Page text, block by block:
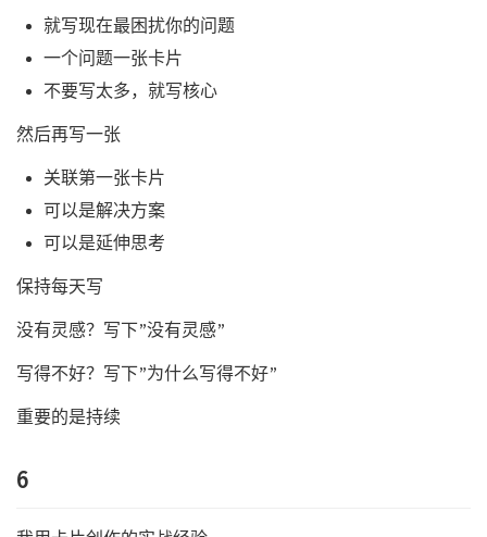
就写现在最困扰你的问题
一个问题一张卡片
不要写太多，就写核心
然后再写一张
关联第一张卡片
可以是解决方案
可以是延伸思考
保持每天写
没有灵感？写下”没有灵感”
写得不好？写下”为什么写得不好”
重要的是持续
6